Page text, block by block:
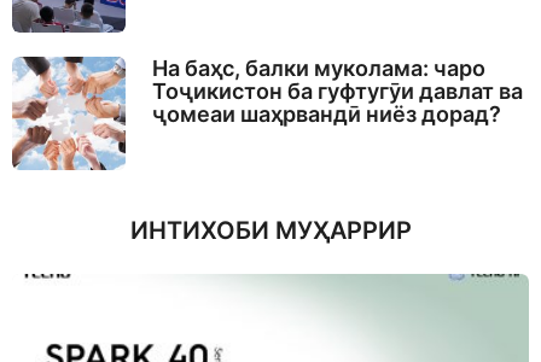
На баҳс, балки муколама: чаро
Тоҷикистон ба гуфтугӯи давлат ва
ҷомеаи шаҳрвандӣ ниёз дорад?
ИНТИХОБИ МУҲАРРИР